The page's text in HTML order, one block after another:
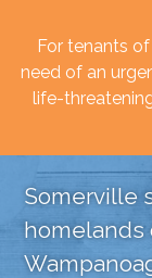
For tenants
need of an
life-
Somerville
homelands